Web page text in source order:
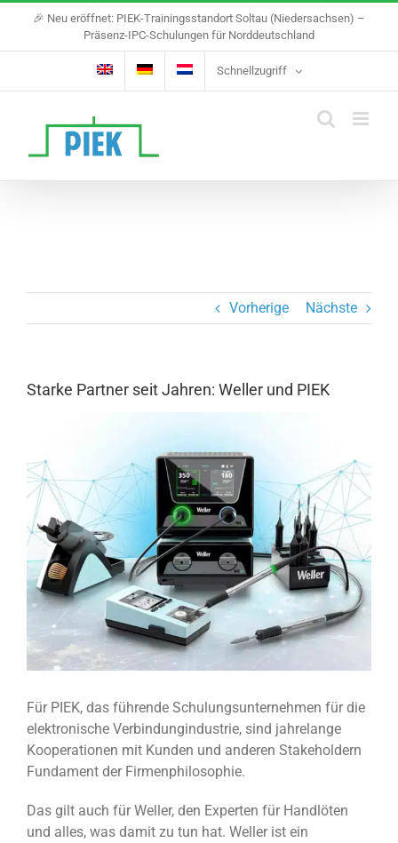
content
🎉 Neu eröffnet: PIEK-Trainingsstandort Soltau (Niedersachsen) –
Präsenz-IPC-Schulungen für Norddeutschland
Schnellzugriff
Vorherige Nächste
Starke Partner seit Jahren: Weller und PIEK
Image
Für PIEK, das führende Schulungsunternehmen für die
elektronische Verbindungindustrie, sind jahrelange
Kooperationen mit Kunden und anderen Stakeholdern
Fundament der Firmenphilosophie.
Das gilt auch für Weller, den Experten für Handlöten
und alles, was damit zu tun hat. Weller ist ein